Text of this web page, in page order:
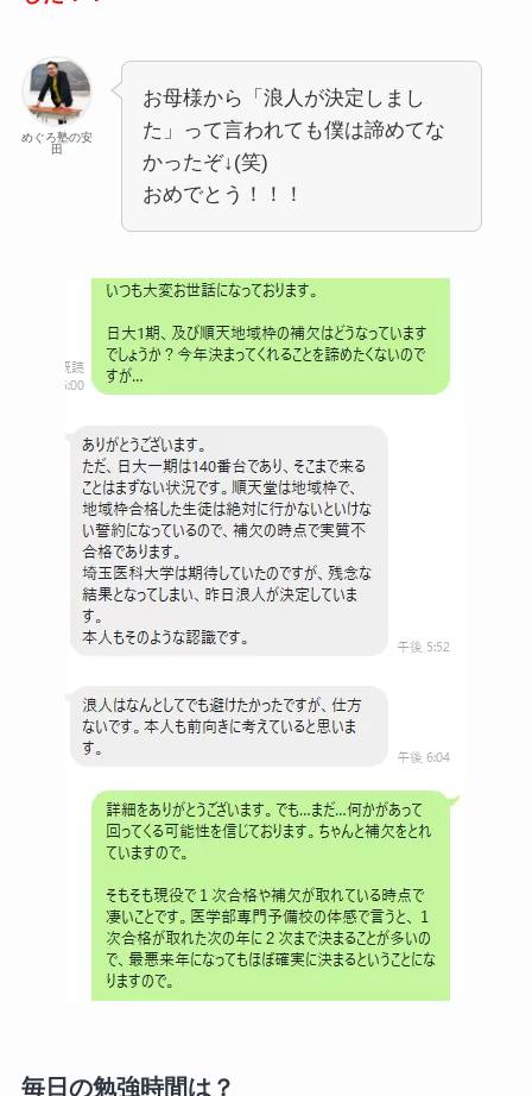
めぐろ塾の安
田
お母様から「浪人が決定しまし
た」って言われても僕は諦めてな
かったぞ↓(笑)
おめでとう！！！
毎日の勉強時間は？